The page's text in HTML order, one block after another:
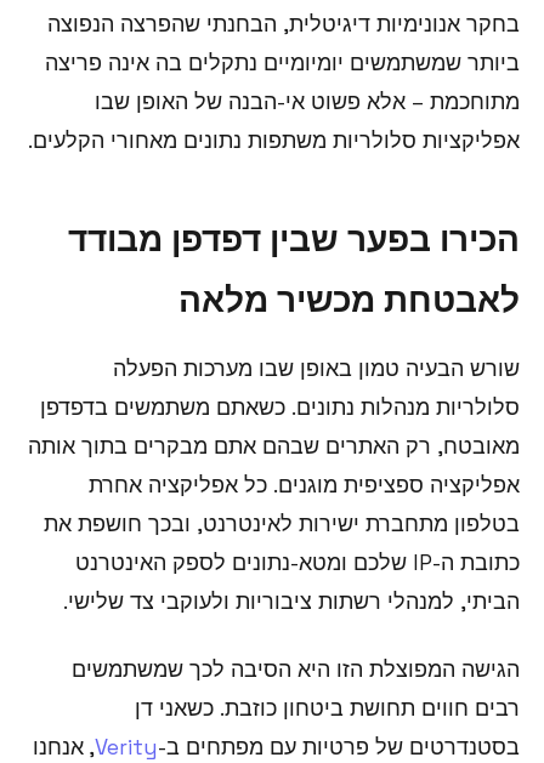
בחקר אנונימיות דיגיטלית, הבחנתי שהפרצה הנפוצה
ביותר שמשתמשים יומיומיים נתקלים בה אינה פריצה
מתוחכמת – אלא פשוט אי-הבנה של האופן שבו
אפליקציות סלולריות משתפות נתונים מאחורי הקלעים.
הכירו בפער שבין דפדפן מבודד
לאבטחת מכשיר מלאה
שורש הבעיה טמון באופן שבו מערכות הפעלה
סלולריות מנהלות נתונים. כשאתם משתמשים בדפדפן
מאובטח, רק האתרים שבהם אתם מבקרים בתוך אותה
אפליקציה ספציפית מוגנים. כל אפליקציה אחרת
בטלפון מתחברת ישירות לאינטרנט, ובכך חושפת את
כתובת ה-IP שלכם ומטא-נתונים לספק האינטרנט
הביתי, למנהלי רשתות ציבוריות ולעוקבי צד שלישי.
הגישה המפוצלת הזו היא הסיבה לכך שמשתמשים
רבים חווים תחושת ביטחון כוזבת. כשאני דן
בסטנדרטים של פרטיות עם מפתחים ב-Verity, אנחנו